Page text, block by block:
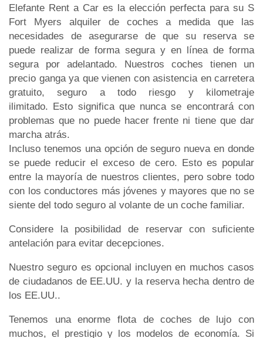
Elefante Rent a Car es la elección perfecta para su S
Fort Myers alquiler de coches a medida que las
necesidades de asegurarse de que su reserva se
puede realizar de forma segura y en línea de forma
segura por adelantado. Nuestros coches tienen un
precio ganga ya que vienen con asistencia en carretera
gratuito, seguro a todo riesgo y kilometraje
ilimitado. Esto significa que nunca se encontrará con
problemas que no puede hacer frente ni tiene que dar
marcha atrás.
Incluso tenemos una opción de seguro nueva en donde
se puede reducir el exceso de cero. Esto es popular
entre la mayoría de nuestros clientes, pero sobre todo
con los conductores más jóvenes y mayores que no se
siente del todo seguro al volante de un coche familiar.
Considere la posibilidad de reservar con suficiente
antelación para evitar decepciones.
Nuestro seguro es opcional incluyen en muchos casos
de ciudadanos de EE.UU. y la reserva hecha dentro de
los EE.UU..
Tenemos una enorme flota de coches de lujo con
muchos, el prestigio y los modelos de economía. Si